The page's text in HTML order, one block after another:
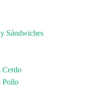
Sándwiches
Cerdo
Pollo